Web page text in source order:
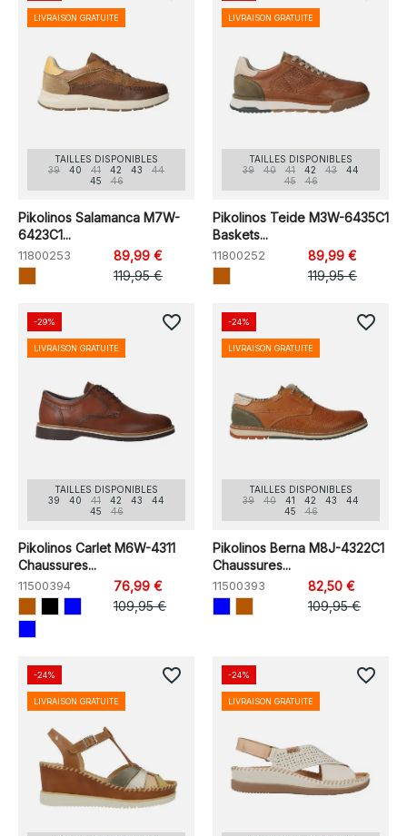
TAILLES DISPONIBLES
39
40 41 42 43
44
45
46
Pikolinos Salamanca M7W-
6423C1...
11800253
89,99 €
119,95 €
LIVRAISON GRATUITE
TAILLES DISPONIBLES
39
40 41 42 43
44
45
46
Pikolinos Teide M3W-6435C1
Baskets...
11800252
89,99 €
119,95 €
LIVRAISON GRATUITE
TAILLES DISPONIBLES
39
40 41 42 43
44
45
46
Pikolinos Carlet M6W-4311
Chaussures...
11500394
76,99 €
109,95 €
-29%
LIVRAISON GRATUITE
favorite_border
TAILLES DISPONIBLES
39
40 41 42 43
44
45
46
Pikolinos Berna M8J-4322C1
Chaussures...
11500393
82,50 €
109,95 €
-24%
LIVRAISON GRATUITE
favorite_border
-24%
LIVRAISON GRATUITE
favorite_border -24%
LIVRAISON GRATUITE
favorite_border